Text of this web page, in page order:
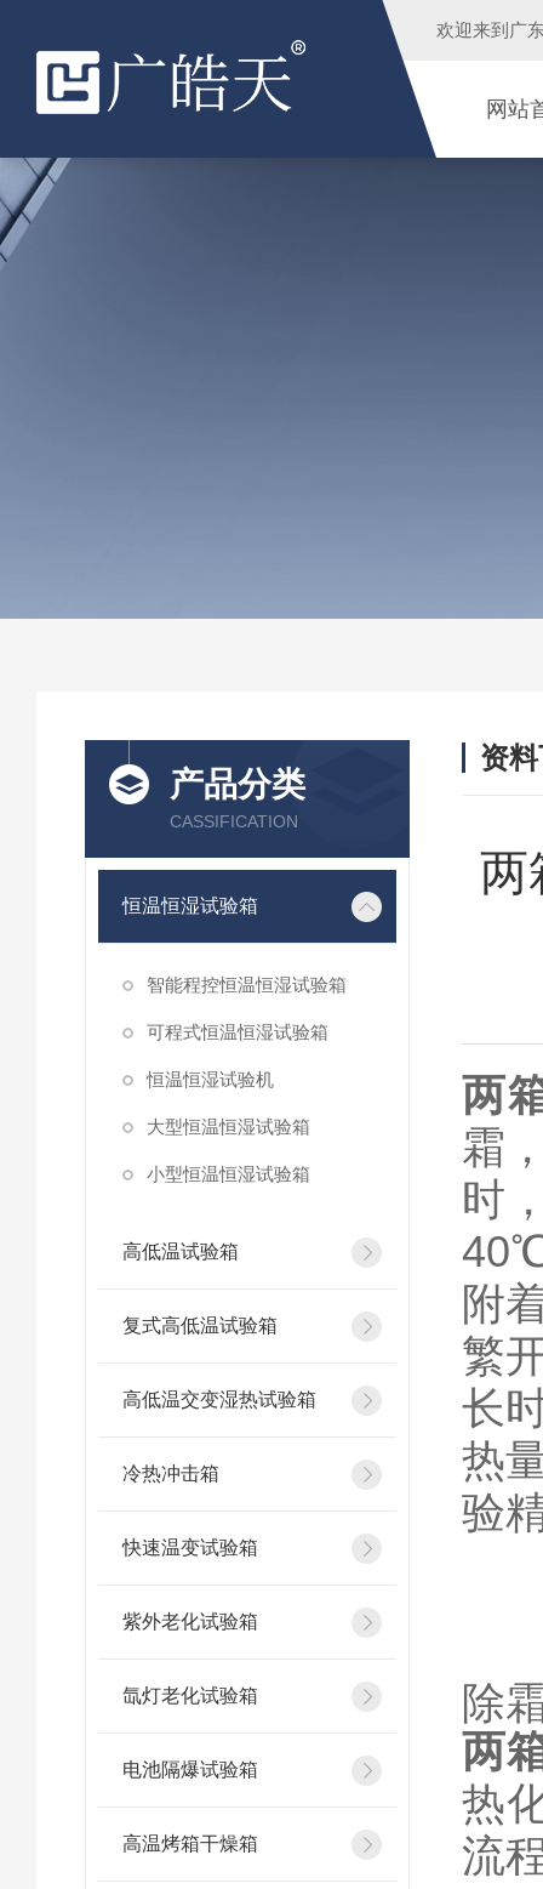
欢迎来到 广
网站
产品分类
CASSIFICATION
恒温恒湿试验箱
智能程控恒温恒湿试验箱
可程式恒温恒湿试验箱
恒温恒湿试验机
大型恒温恒湿试验箱
小型恒温恒湿试验箱
高低温试验箱
复式高低温试验箱
高低温交变湿热试验箱
冷热冲击箱
快速温变试验箱
紫外老化试验箱
氙灯老化试验箱
电池隔爆试验箱
高温烤箱干燥箱
资
两
两
霜
时
附
繁
长
热
验
除
两
热
流